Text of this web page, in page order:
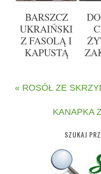
BARSZCZ
UKRAIŃSKI
Z FASOLĄ I
KAPUSTĄ
« ROSÓŁ ZE
KANAPKA
SZUKAJ